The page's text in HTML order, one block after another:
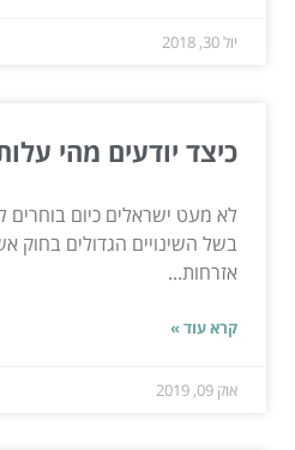
יול 30, 2018
כיצד יודעים מהי
לא מעט ישראלים כיום בוחרים
בשל השינויים הגדולים
אזרחות...
קרא עוד »
אוק 09, 2019